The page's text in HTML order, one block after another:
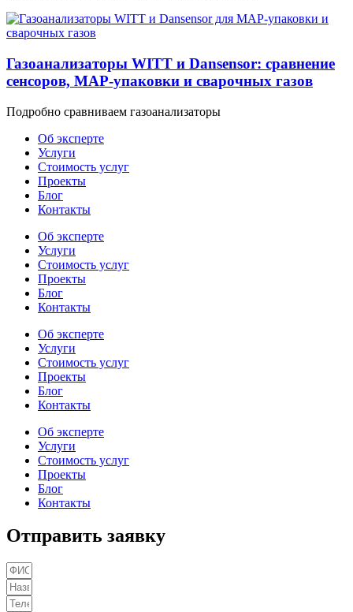
Газоанализаторы WITT и Dansensor: сравнение
сенсоров, MAP-упаковки и сварочных газов
Подробно сравниваем газоанализаторы
Об эксперте
Услуги
Стоимость услуг
Проекты
Блог
Контакты
Об эксперте
Услуги
Стоимость услуг
Проекты
Блог
Контакты
Об эксперте
Услуги
Стоимость услуг
Проекты
Блог
Контакты
Об эксперте
Услуги
Стоимость услуг
Проекты
Блог
Контакты
Отправить заявку